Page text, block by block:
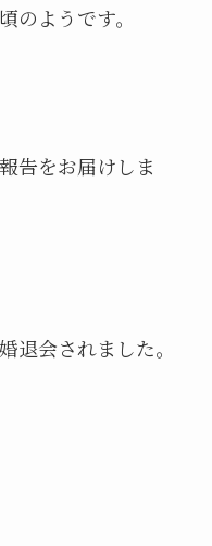
のようです。
告をお届けしま
退会されました。